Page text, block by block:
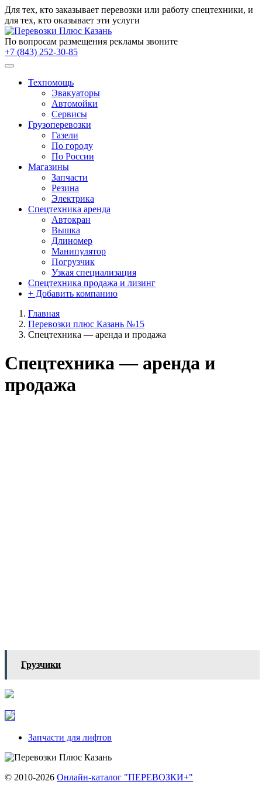
Для тех, кто заказывает перевозки или работу спецтехники, и
для тех, кто оказывает эти услуги
По вопросам размещения рекламы звоните
+7 (843) 252-30-85
Техпомощь
Эвакуаторы
Автомойки
Сервисы
Грузоперевозки
Газели
По городу
По России
Магазины
Запчасти
Резина
Электрика
Спецтехника аренда
Автокран
Вышка
Длиномер
Манипулятор
Погрузчик
Узкая специализация
Спецтехника продажа и лизинг
+ Добавить компанию
Главная
Перевозки плюс Казань №15
Спецтехника — аренда и продажа
Спецтехника — аренда и
продажа
Грузчики
Запчасти для лифтов
© 2010-2026 Онлайн-каталог "ПЕРЕВОЗКИ+"